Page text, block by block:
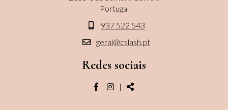
Portugal
937 522 543
geral@cslash.pt
Redes sociais
PáginaPágina
| Share